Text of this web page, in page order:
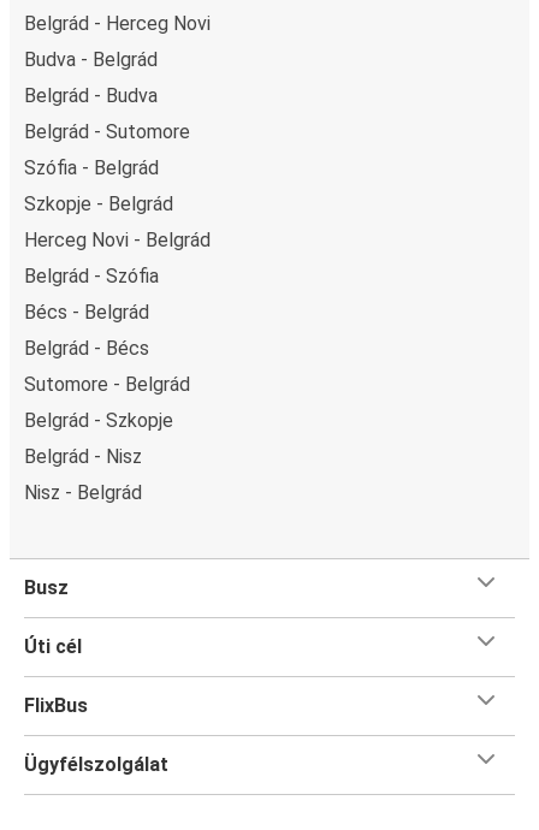
Belgrád - Herceg Novi
Budva - Belgrád
Belgrád - Budva
Belgrád - Sutomore
Szófia - Belgrád
Szkopje - Belgrád
Herceg Novi - Belgrád
Belgrád - Szófia
Bécs - Belgrád
Belgrád - Bécs
Sutomore - Belgrád
Belgrád - Szkopje
Belgrád - Nisz
Nisz - Belgrád
Busz
Úti cél
FlixBus
Ügyfélszolgálat